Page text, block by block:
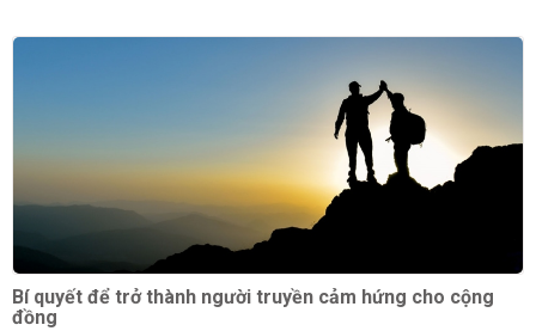
Bí quyết để trở thành người truyền cảm hứng cho cộng
đồng